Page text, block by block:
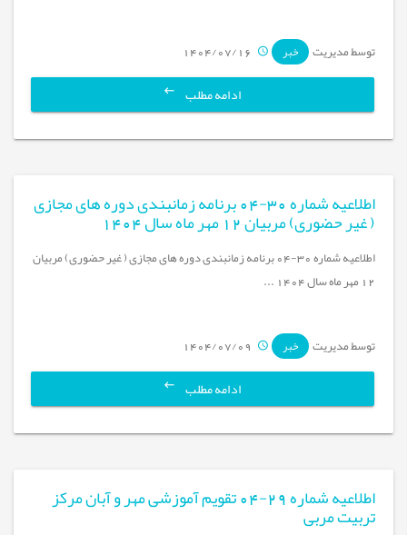
توسط مدیریت خبر 1404/07/16
ادامه مطلب
اطلاعیه شماره 30-04 برنامه زمانبندی دوره های مجازی
( غیر حضوری) مربیان 12 مهر ماه سال 1404
اطلاعیه شماره 30-04 برنامه زمانبندی دوره های مجازی ( غیر حضوری) مربیان
12 مهر ماه سال 1404 ...
توسط مدیریت خبر 1404/07/09
ادامه مطلب
اطلاعیه شماره 29-04 تقویم آموزشی مهر و آبان مرکز
تربیت مربی